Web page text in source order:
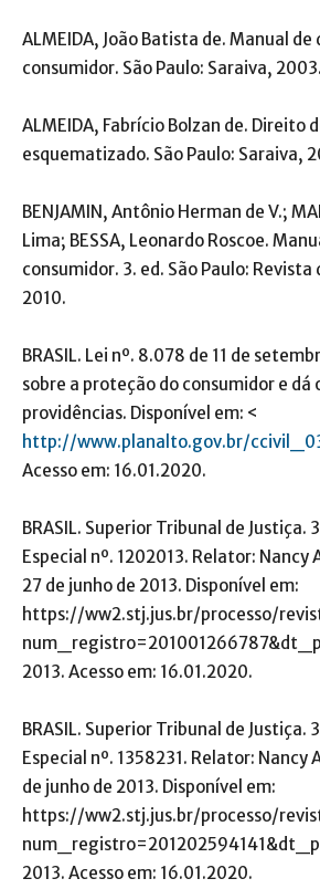
ALMEIDA, João Batista de. Manual
consumidor. São Paulo: Saraiva, 2003.
ALMEIDA, Fabrício Bolzan de. Direito
esquematizado. São Paulo: Saraiva,
BENJAMIN, Antônio Herman de V.;
Lima; BESSA, Leonardo Roscoe.
consumidor. 3. ed. São Paulo: Revista
2010.
BRASIL. Lei nº. 8.078 de 11 de
sobre a proteção do consumidor e dá
providências. Disponível em: <
http://www.planalto.gov.br/
Acesso em: 16.01.2020.
BRASIL. Superior Tribunal de Justiça.
Especial nº. 1202013. Relator: Nancy
27 de junho de 2013. Disponível em:
https://ww2.stj.jus.br/processo/
2013. Acesso em: 16.01.2020.
BRASIL. Superior Tribunal de Justiça.
Especial nº. 1358231. Relator: Nancy
de junho de 2013. Disponível em:
https://ww2.stj.jus.br/processo/
2013. Acesso em: 16.01.2020.